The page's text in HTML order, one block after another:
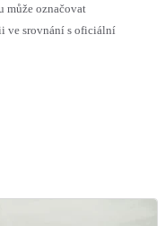
může označovat
ve srovnání s oficiální